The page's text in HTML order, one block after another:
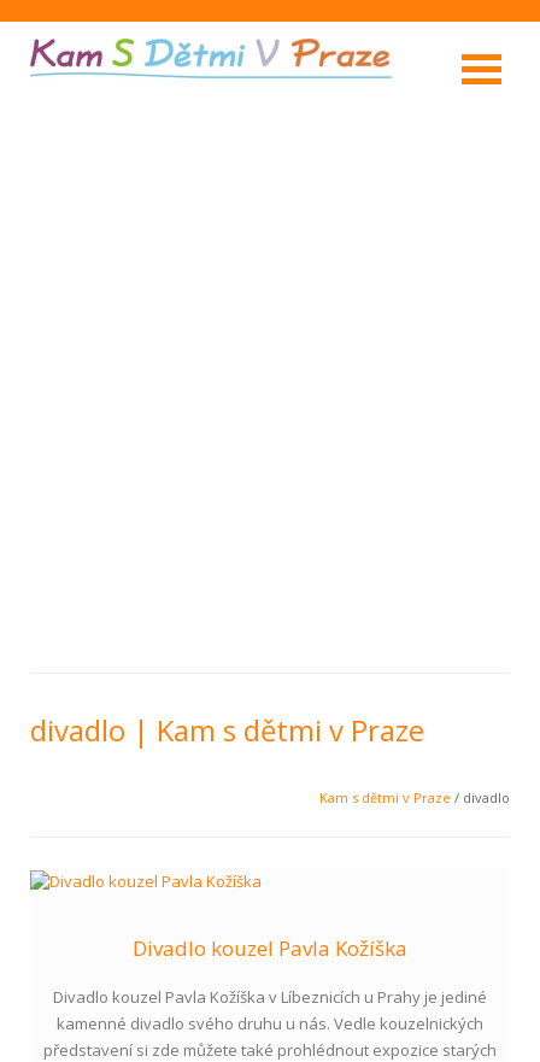
divadlo | Kam s dětmi v Praze
Kam s dětmi v Praze / divadlo
Divadlo kouzel Pavla Kožíška
Divadlo kouzel Pavla Kožíška v Líbeznicích u Prahy je jediné
kamenné divadlo svého druhu u nás. Vedle kouzelnických
představení si zde můžete také prohlédnout expozice starých